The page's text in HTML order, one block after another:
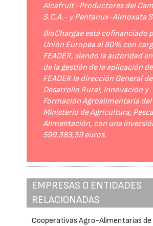
Alcafruit -Productores del
S.C.A.- y Pentanux-Almoxata
BioChargae está cofinanciado
Unión Europea al 80% con
FEADER, siendo la autoridad
de la gestión de la aplicación
FEADER la dirección General de
Desarrollo Rural, Innovación y
Formación Agroalimentaria del
Ministerio de Agricultura,
Alimentación, con una
599.383,59 euros.
EMPRESAS O ENTIDADES
RELACIONADAS
Cooperativas Agro-Alimentarias de